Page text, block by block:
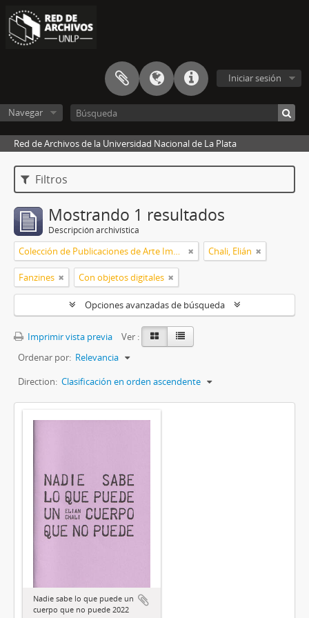
Iniciar sesión
Navegar
Red de Archivos de la Universidad Nacional de La Plata
Filtros
Mostrando 1 resultados
Descripción archivística
Colección de Publicaciones de Arte Impreso Chali, Elián
Fanzines Con objetos digitales
Opciones avanzadas de búsqueda
Imprimir vista previa
Ver :
Ordenar por: Relevancia
Direction: Clasificación en orden ascendente
Nadie sabe lo que puede un
cuerpo que no puede 2022